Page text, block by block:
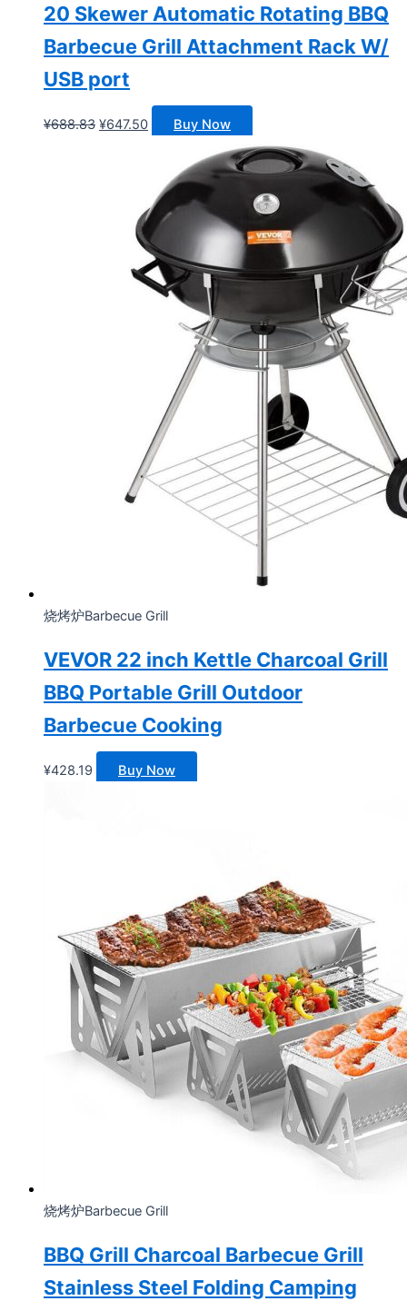
20 Skewer Automatic Rotating BBQ
Barbecue Grill Attachment Rack W/
USB port
¥688.83 原
¥688.83。
¥647.50当
格
为：
¥647.50。
Buy Now
烧烤炉Barbecue Grill
VEVOR 22 inch Kettle Charcoal Grill
BBQ Portable Grill Outdoor
Barbecue Cooking
¥428.19 Buy Now
烧烤炉Barbecue Grill
BBQ Grill Charcoal Barbecue Grill
Stainless Steel Folding Camping